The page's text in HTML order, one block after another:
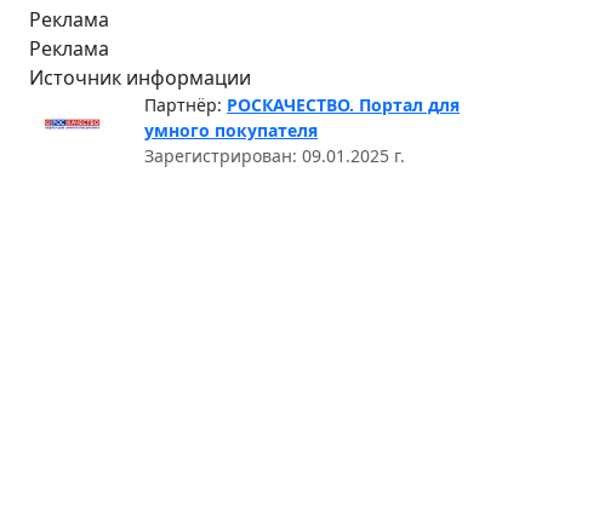
Реклама
Реклама
Источник информации
Партнёр: РОСКАЧЕСТВО. Портал для
умного покупателя
Зарегистрирован: 09.01.2025 г.